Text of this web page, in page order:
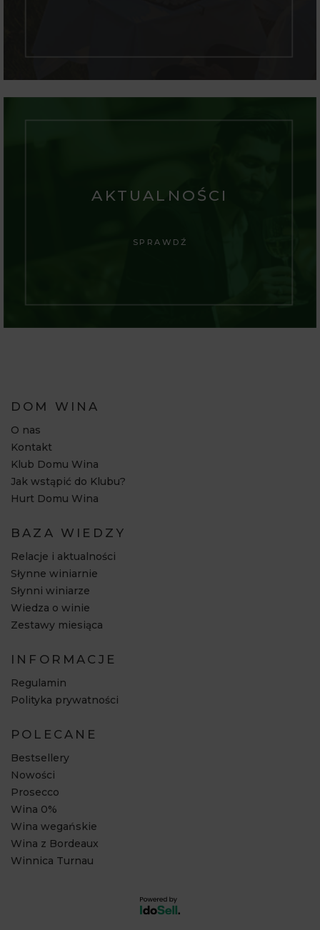
AKTUALNOŚCI
SPRAWDŹ
DOM WINA
O nas
Kontakt
Klub Domu Wina
Jak wstąpić do Klubu?
Hurt Domu Wina
BAZA WIEDZY
Relacje i aktualności
Słynne winiarnie
Słynni winiarze
Wiedza o winie
Zestawy miesiąca
INFORMACJE
Regulamin
Polityka prywatności
POLECANE
Bestsellery
Nowości
Prosecco
Wina 0%
Wina wegańskie
Wina z Bordeaux
Winnica Turnau